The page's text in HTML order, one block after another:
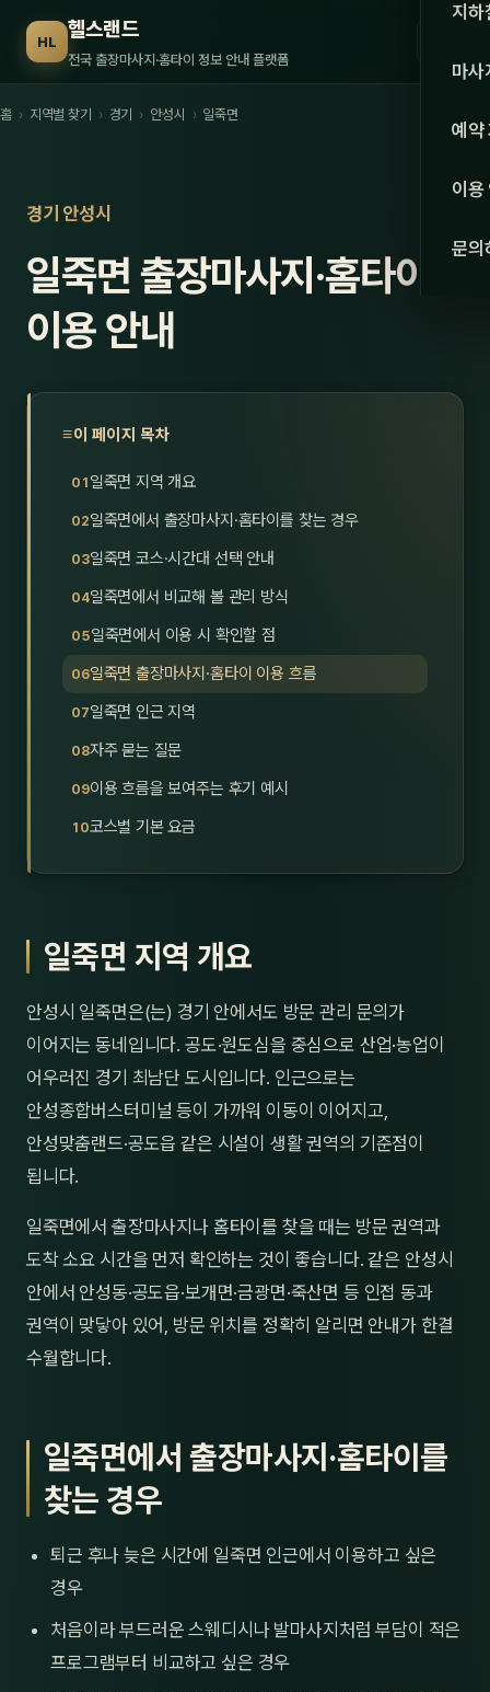
HL 헬스랜드
전국 출장마사지·홈타이 정보 안내 플랫폼 서울
강원·
강원
충북
울산
지하
마사
관리
스
24
예약
이용
문의
홈 › 지역별 찾기 › 경기 › 안성시 › 일죽면
경기 안성시
일죽면 출장마사지·홈타이
이용 안내
이 페이지 목차
일죽면 지역 개요
일죽면에서 출장마사지·홈타이를 찾는 경우
일죽면 코스·시간대 선택 안내
일죽면에서 비교해 볼 관리 방식
일죽면에서 이용 시 확인할 점
일죽면 출장마사지·홈타이 이용 흐름
일죽면 인근 지역
자주 묻는 질문
이용 흐름을 보여주는 후기 예시
코스별 기본 요금
일죽면 지역 개요
안성시 일죽면은(는) 경기 안에서도 방문 관리 문의가
이어지는 동네입니다. 공도·원도심을 중심으로 산업·농업이
어우러진 경기 최남단 도시입니다. 인근으로는
안성종합버스터미널 등이 가까워 이동이 이어지고,
안성맞춤랜드·공도읍 같은 시설이 생활 권역의 기준점이
됩니다.
일죽면에서 출장마사지나 홈타이를 찾을 때는 방문 권역과
도착 소요 시간을 먼저 확인하는 것이 좋습니다. 같은 안성시
안에서 안성동·공도읍·보개면·금광면·죽산면 등 인접 동과
권역이 맞닿아 있어, 방문 위치를 정확히 알리면 안내가 한결
수월합니다.
일죽면에서 출장마사지·홈타이를
찾는 경우
퇴근 후나 늦은 시간에 일죽면 인근에서 이용하고 싶은
경우
처음이라 부드러운 스웨디시나 발마사지처럼 부담이 적은
프로그램부터 비교하고 싶은 경우